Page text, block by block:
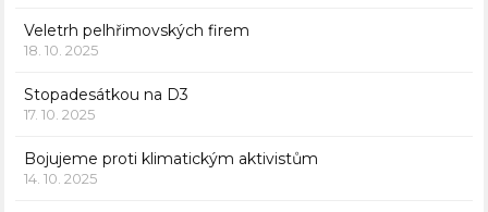
Veletrh pelhřimovských firem
18. 10. 2025
Stopadesátkou na D3
17. 10. 2025
Bojujeme proti klimatickým aktivistům
14. 10. 2025